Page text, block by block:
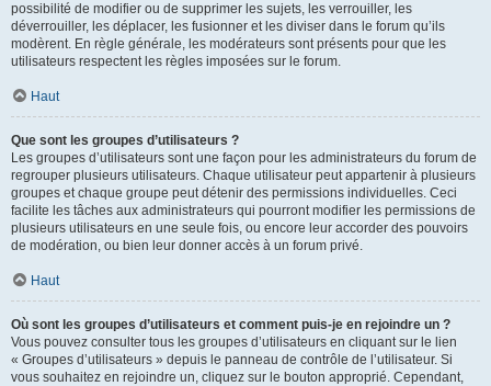
possibilité de modifier ou de supprimer les sujets, les verrouiller, les
déverrouiller, les déplacer, les fusionner et les diviser dans le forum qu’ils
modèrent. En règle générale, les modérateurs sont présents pour que les
utilisateurs respectent les règles imposées sur le forum.
Haut
Que sont les groupes d’utilisateurs ?
Les groupes d’utilisateurs sont une façon pour les administrateurs du forum de
regrouper plusieurs utilisateurs. Chaque utilisateur peut appartenir à plusieurs
groupes et chaque groupe peut détenir des permissions individuelles. Ceci
facilite les tâches aux administrateurs qui pourront modifier les permissions de
plusieurs utilisateurs en une seule fois, ou encore leur accorder des pouvoirs
de modération, ou bien leur donner accès à un forum privé.
Haut
Où sont les groupes d’utilisateurs et comment puis-je en rejoindre un ?
Vous pouvez consulter tous les groupes d’utilisateurs en cliquant sur le lien
« Groupes d’utilisateurs » depuis le panneau de contrôle de l’utilisateur. Si
vous souhaitez en rejoindre un, cliquez sur le bouton approprié. Cependant,